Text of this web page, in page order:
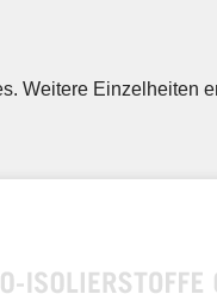
Weitere Einzelheiten